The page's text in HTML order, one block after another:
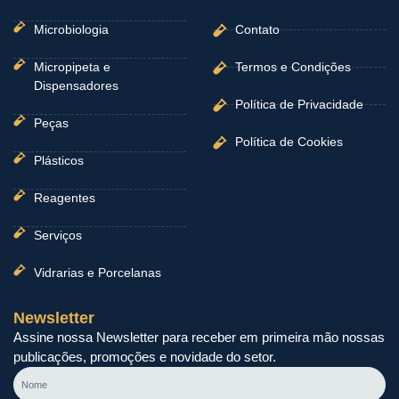
Microbiologia
Micropipeta e
Dispensadores
Peças
Plásticos
Reagentes
Serviços
Vidrarias e Porcelanas
Contato
Termos e Condições
Política de Privacidade
Política de Cookies
Newsletter
Assine nossa Newsletter para receber em primeira mão nossas
publicações, promoções e novidade do setor.
Nome